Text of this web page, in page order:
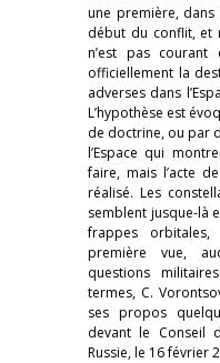
une première,
début du conflit, et
n’est pas courant
officiellement la
adverses dans
L’hypothèse est
de doctrine, ou par
l’Espace qui
faire, mais l’acte
réalisé. Les
semblent jusque-là
frappes
première vue,
questions
termes, C.
ses propos
devant le Conseil
Russie, le 16 février